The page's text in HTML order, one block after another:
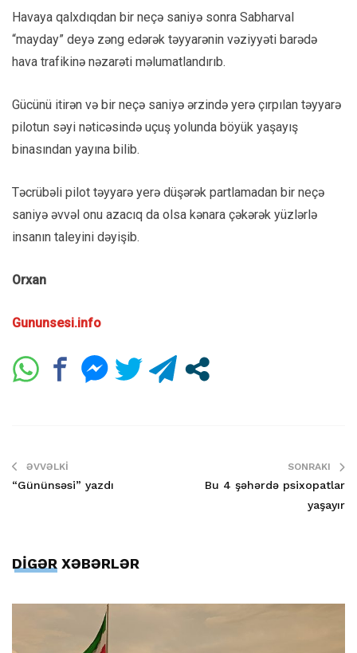
Havaya qalxdıqdan bir neçə saniyə sonra Sabharval
“mayday” deyə zəng edərək təyyarənin vəziyyəti barədə
hava trafikinə nəzarəti məlumatlandırıb.
Gücünü itirən və bir neçə saniyə ərzində yerə çırpılan təyyarə
pilotun səyi nəticəsində uçuş yolunda böyük yaşayış
binasından yayına bilib.
Təcrübəli pilot təyyarə yerə düşərək partlamadan bir neçə
saniyə əvvəl onu azacıq da olsa kənara çəkərək yüzlərlə
insanın taleyini dəyişib.
Orxan
Gununsesi.info
ƏVVƏLKI
“Gününsəsi” yazdı
SONRAKI
Bu 4 şəhərdə psixopatlar
yaşayır
DİGƏR XƏBƏRLƏR